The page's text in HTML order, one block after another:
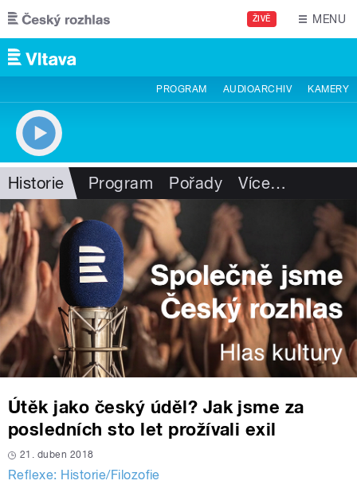
Přejít k hlavnímu obsahu
ŽIVĚ MENU
PROGRAM AUDIOARCHIV KAMERY
Historie Program Pořady Více…
Útěk jako český úděl? Jak jsme za
posledních sto let prožívali exil
21. duben 2018
Reflexe: Historie/Filozofie